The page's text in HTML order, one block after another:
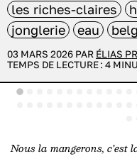
les riches-claires
jonglerie
eau
03 MARS 2026 PAR ÉLIAS
TEMPS DE LECTURE : 4
Nous la mangerons, c’est